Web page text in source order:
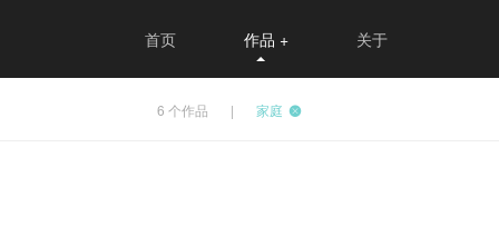
首页 作品 + 关于
6 个作品 | 家庭